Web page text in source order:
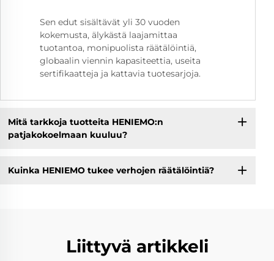
Sen edut sisältävät yli 30 vuoden
kokemusta, älykästä laajamittaa
tuotantoa, monipuolista räätälöintiä,
globaalin viennin kapasiteettia, useita
sertifikaatteja ja kattavia tuotesarjoja.
Mitä tarkkoja tuotteita HENIEMO:n
patjakokoelmaan kuuluu?
Kuinka HENIEMO tukee verhojen räätälöintiä?
Liittyvä artikkeli